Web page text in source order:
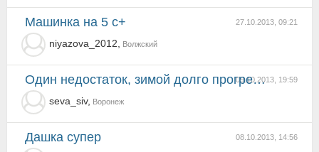
27.10.2013, 09:21
машинка на 5 с+
niyazova_2012, Волжский
09.10.2013, 19:59
один недостаток, зимой долго прогревается. А так всё отлично.
seva_siv, Воронеж
08.10.2013, 14:56
Дашка супер